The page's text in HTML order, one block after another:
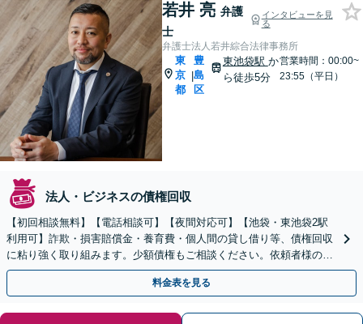
若井 亮 弁護
士
インタビューを見
る
弁護士法人若井綜合法律事務所
東
京
都
|
豊
島
区
東池袋駅 か
ら徒歩5分
営業時間：00:00~
23:55（平日）
法人・ビジネスの債権回収
【初回相談無料】【電話相談可】【夜間対応可】【池袋・東池袋2駅
利用可】詐欺・損害賠償金・養育費・個人間の貸し借り等、債権回収
に粘り強く取り組みます。少額債権もご相談ください。依頼者様の手
元にお金を取り返すため、出来ることはすべて試みます。
料金表を見る